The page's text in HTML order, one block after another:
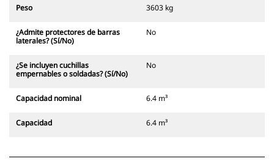
Peso 3603 kg
¿Admite protectores de barras
laterales? (Sí/No)
No
¿Se incluyen cuchillas
empernables o soldadas? (Sí/No)
No
Capacidad nominal 6.4 m³
Capacidad 6.4 m³